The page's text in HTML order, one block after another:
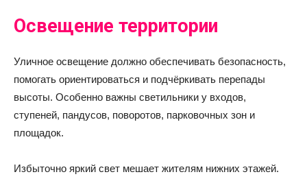
Освещение территории
Уличное освещение должно обеспечивать безопасность,
помогать ориентироваться и подчёркивать перепады
высоты. Особенно важны светильники у входов,
ступеней, пандусов, поворотов, парковочных зон и
площадок.
Избыточно яркий свет мешает жителям нижних этажей.